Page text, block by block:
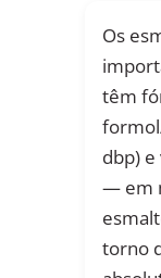
Os
têm
dbp)
— em
torno